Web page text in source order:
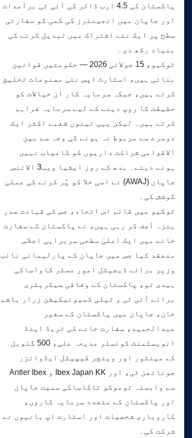
پاکستان کی 4.5 ارب ڈالر کی آئی ٹی برآمدات
اور جاپان میں انجینئرز کی کمی کو سفارتی
سطح پر ایک نئے اشتراک میں تبدیل کرنے کی
بنیاد رکھ دی۔
ٹوکیو، 15 جولائی 2026 — حکومتیں قوانین
بناتی ہیں، اسٹارٹ اپس نئی مصنوعات تخلیق
کرتے ہیں، جبکہ سرمایہ کار ان خیالات کو
حقیقت کا روپ دینے کے لیے سرمایہ فراہم
کرتے ہیں۔ لیکن یہی تینوں شعبے اکثر ایک
دوسرے سے مربوط نہ ہونے کی وجہ سے بین
الاقوامی شراکت داریوں کو کامیاب نہیں
ہونے دیتے۔ بدھ کے روز ایشیا ویب3 الائنس
جاپان (AWAJ) نے اسی خلا کو پُر کرنے کی عملی
کوشش کی۔
ٹوکیو میں قائم اس اتحاد، جس کی قیادت صدر
ہنزہ آصف کر رہی ہیں، نے پاکستان کے سفارت
خانے میں ایک اعلیٰ سطحی سربراہی اجلاس
منعقد کیا جس میں جاپان کے پارلیمانی نائب
وزیر برائے ڈیجیٹل امور مسٹر کاواساکی
ہیدی تو، پاکستان کے وفاقی سیکریٹری
برائے آئی ٹی و ٹیلی کمیونیکیشن زرار ہاشم
خان، جاپان میں پاکستان کے سفیر
عبدالحمید، سفارت خانے کی ٹریڈ اینڈ
انویسٹمنٹ کونسلر مدیحہ علی، 500 گلوبل
کے مینٹور اور وینچر کیپیٹل ایڈوائزر
جوناتھن ٹی، اور Ibex Japan KK و Antler Ibex
سے وابستہ توموکو تاکاساکی سمیت جاپان
اور پاکستان کے متعدد سرمایہ کاروں،
کاروباری شخصیات اور اسٹارٹ اپ بانیوں نے
شرکت کی۔